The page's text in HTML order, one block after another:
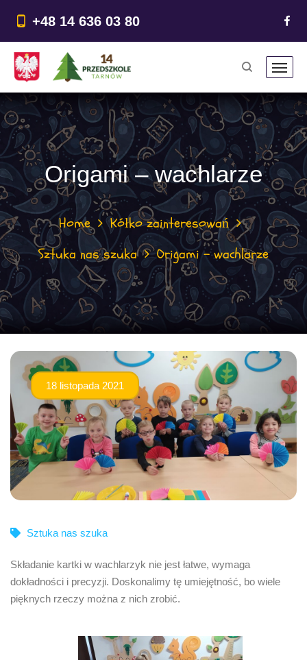
treści
+48 14 636 03 80
Origami – wachlarze
Home
Kółko zainteresowań
Sztuka nas szuka
Origami – wachlarze
18 listopada 2021
Sztuka nas szuka
Składanie kartki w wachlarzyk nie jest łatwe, wymaga
dokładności i precyzji. Doskonalimy tę umiejętność, bo wiele
pięknych rzeczy można z nich zrobić.